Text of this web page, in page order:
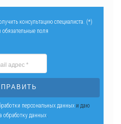
консультацию специалиста. (*)
поля
персональных данныхи даю
обработку данных